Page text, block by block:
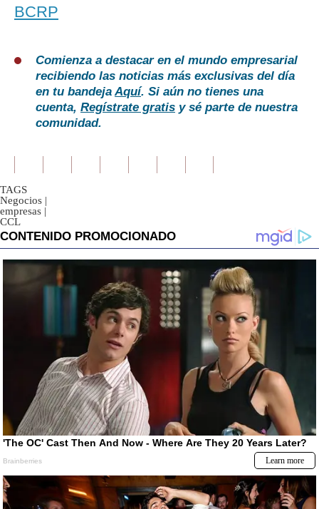
BCRP
Comienza a destacar en el mundo empresarial
recibiendo las noticias más exclusivas del día
en tu bandejaAquí. Si aún no tienes una
cuenta, Regístrate gratis y sé parte de nuestra
comunidad.
TAGS
Negocios |
empresas |
CCL